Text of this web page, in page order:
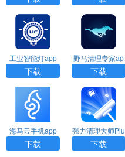
工业智能灯app
下载
下载
野马清理专家ap
p下载
下载
海马云手机app
下载
下载
强力清理大师Plu
s下载
下载